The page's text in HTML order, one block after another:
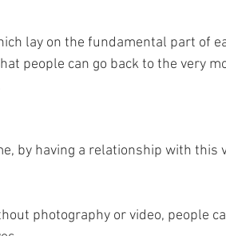
lay on the fundamental part of
people can go back to the very
by having a relationship with this
photography or video, people